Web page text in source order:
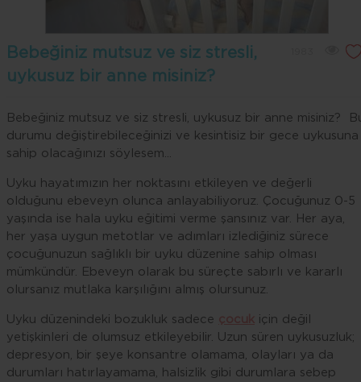
Bebeğiniz mutsuz ve siz stresli,
uykusuz bir anne misiniz?
Bebeğiniz mutsuz ve siz stresli, uykusuz bir anne misiniz?
durumu değiştirebileceğinizi ve kesintisiz bir gece uykusuna
sahip olacağınızı söylesem...
Uyku hayatımızın her noktasını etkileyen ve değerli
olduğunu ebeveyn olunca anlayabiliyoruz. Çocuğunuz 0-5
yaşında ise hala uyku eğitimi verme şansınız var. Her aya,
her yaşa uygun metotlar ve adımları izlediğiniz sürece
çocuğunuzun sağlıklı bir uyku düzenine sahip olması
mümkündür. Ebeveyn olarak bu süreçte sabırlı ve kararlı
olursanız mutlaka karşılığını almış olursunuz.
Uyku düzenindeki bozukluk sadece
için değil
yetişkinleri de olumsuz etkileyebilir. Uzun süren uykusuzluk;
depresyon, bir şeye konsantre olamama, olayları ya da
durumları hatırlayamama, halsizlik gibi durumlara sebep